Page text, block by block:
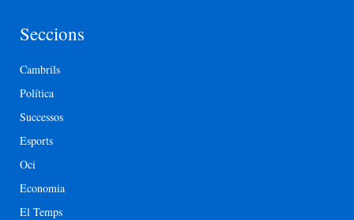
Seccions
Cambrils
Política
Successos
Esports
Oci
Economia
El Temps